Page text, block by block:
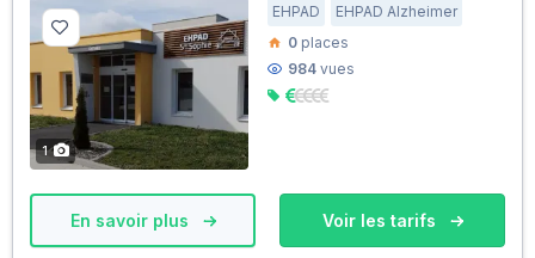
1
EHPAD
EHPAD Alzheimer
0 places
984 vues
En savoir plus Voir les tarifs